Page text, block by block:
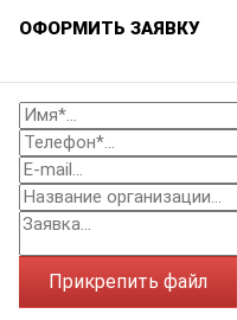
ОФОРМИТЬ ЗАЯВКУ
Прикрепить файл